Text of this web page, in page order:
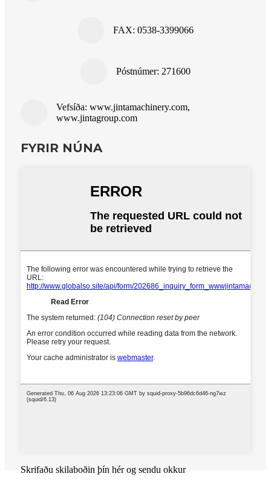
FAX: 0538-3399066
Póstnúmer: 271600
Vefsíða: www.jintamachinery.com,
www.jintagroup.com
FYRIR NÚNA
Skrifaðu skilaboðin þín hér og sendu okkur